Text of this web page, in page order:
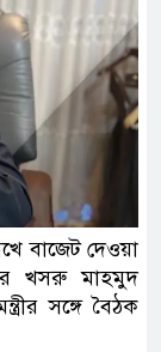
বাজেট দেওয়া
খসরু মাহমুদ
সঙ্গে বৈঠক